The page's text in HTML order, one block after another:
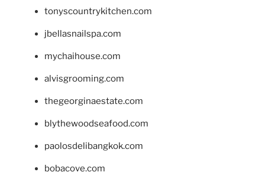
tonyscountrykitchen.com
jbellasnailspa.com
mychaihouse.com
alvisgrooming.com
thegeorginaestate.com
blythewoodseafood.com
paolosdelibangkok.com
bobacove.com